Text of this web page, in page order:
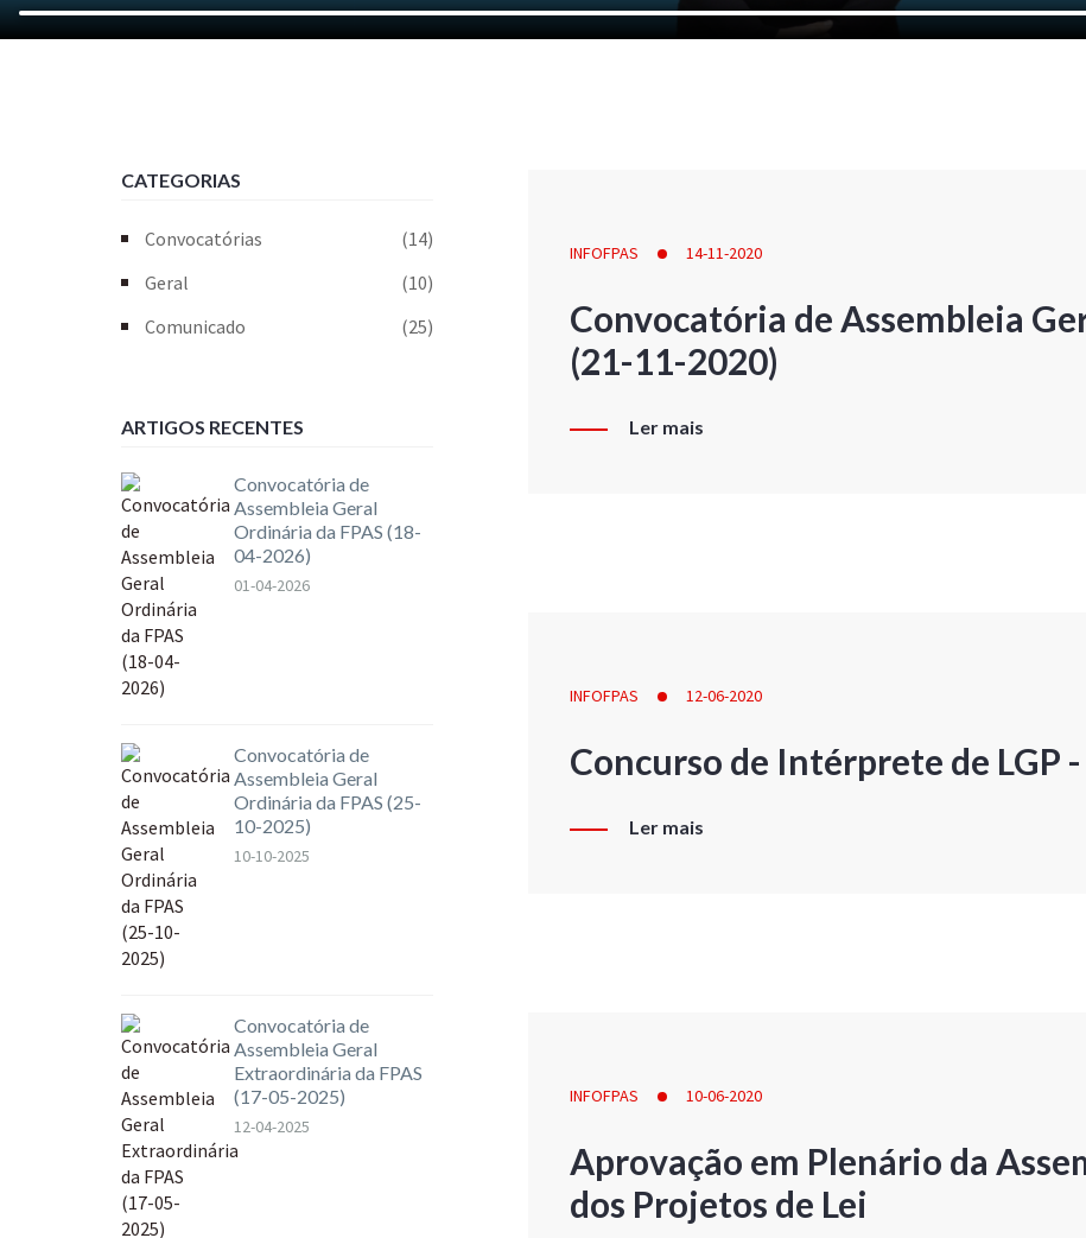
INFOFPAS 14-11-2020
Convocatória de Assembleia
(21-11-2020)
Ler mais
INFOFPAS 12-06-2020
Concurso de Intérprete de LGP
Ler mais
INFOFPAS 10-06-2020
Aprovação em Plenário da
dos Projetos de Lei
CATEGORIAS
Convocatórias
(14)
Geral
(10)
Comunicado
(25)
ARTIGOS RECENTES
Convocatória de
Assembleia Geral
Ordinária da FPAS (18-
04-2026)
01-04-2026
Convocatória de
Assembleia Geral
Ordinária da FPAS (25-
10-2025)
10-10-2025
Convocatória de
Assembleia Geral
Extraordinária da FPAS
(17-05-2025)
12-04-2025